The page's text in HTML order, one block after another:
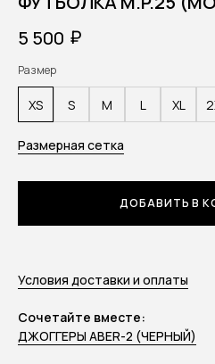
5 500 ₽
Размер
XS S M L XL
Размерная сетка
ДОБАВИТЬ В
Условия доставки и оплаты
Сочетайте вместе:
ДЖОГГЕРЫ ABER-2 (ЧЕРНЫЙ)